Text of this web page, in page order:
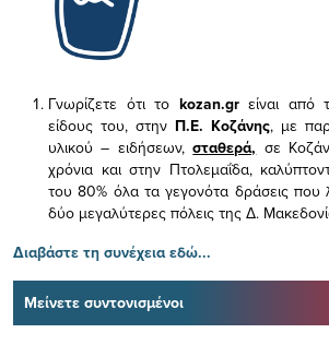
Γνωρίζετε ότι το kozan.gr είναι από
είδους του, στην Π.Ε. Κοζάνης, με
υλικού – ειδήσεων,σταθερά, σε
χρόνια και στην Πτολεμαΐδα,
του 80% όλα τα γεγονότα δράσεις που
δύο μεγαλύτερες πόλεις της Δ.
Διαβάστε τη συνέχεια εδώ...
Μείνετε συντονισμένοι